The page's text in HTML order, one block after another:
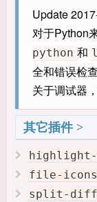
Update
对于Python
python 和
全和错误检
关于调试器
其它插件
highlight-
file-icons
split-diff